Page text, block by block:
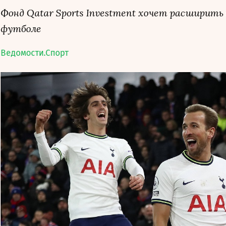
Фонд Qatar Sports Investment хочет расширить
футболе
Ведомости.Спорт